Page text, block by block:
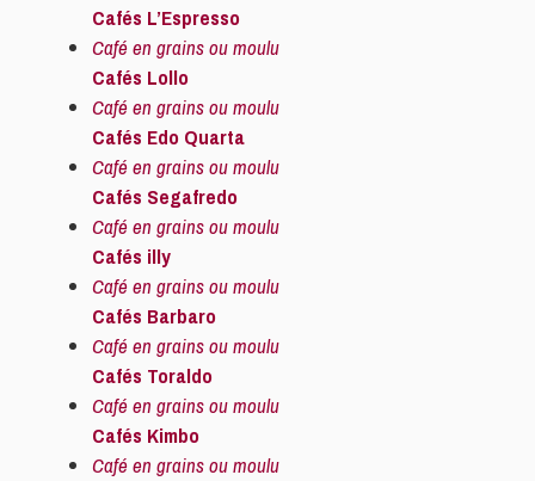
Cafés L’Espresso
Café en grains ou moulu
Cafés Lollo
Café en grains ou moulu
Cafés Edo Quarta
Café en grains ou moulu
Cafés Segafredo
Café en grains ou moulu
Cafés illy
Café en grains ou moulu
Cafés Barbaro
Café en grains ou moulu
Cafés Toraldo
Café en grains ou moulu
Cafés Kimbo
Café en grains ou moulu